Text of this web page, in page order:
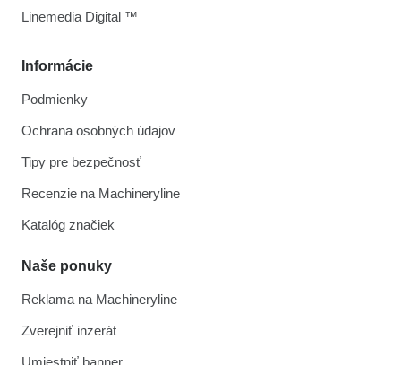
Informácie
Podmienky
Ochrana osobných údajov
Tipy pre bezpečnosť
Recenzie na Machineryline
Katalóg značiek
Naše ponuky
Reklama na Machineryline
Zverejniť inzerát
Umiestniť banner
Linemedia Digital ™